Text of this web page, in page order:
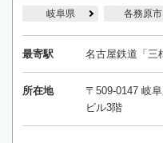
岐阜県 各務原市
最寄駅 名古屋鉄道「三
所在地
〒509-0147 岐
ビル3階